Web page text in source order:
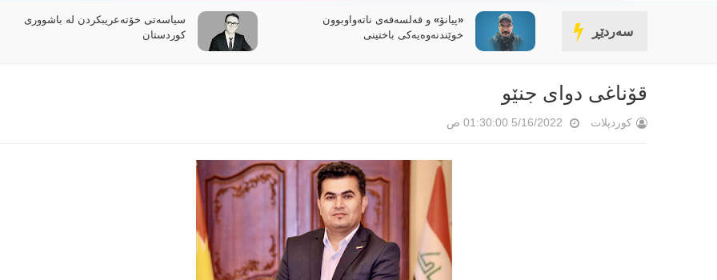
سەردێڕ
سیاسەتی خۆتەعریبکردن لە باشووری
کوردستان
چۆن فیلمی (ئۆدیسە)ی کریستۆفەر نۆلان
بووبە ڕووداوێکی جیهانی؟
قۆناغی دوای جنێو
کوردپلات 5/16/2022 01:30:00 ص